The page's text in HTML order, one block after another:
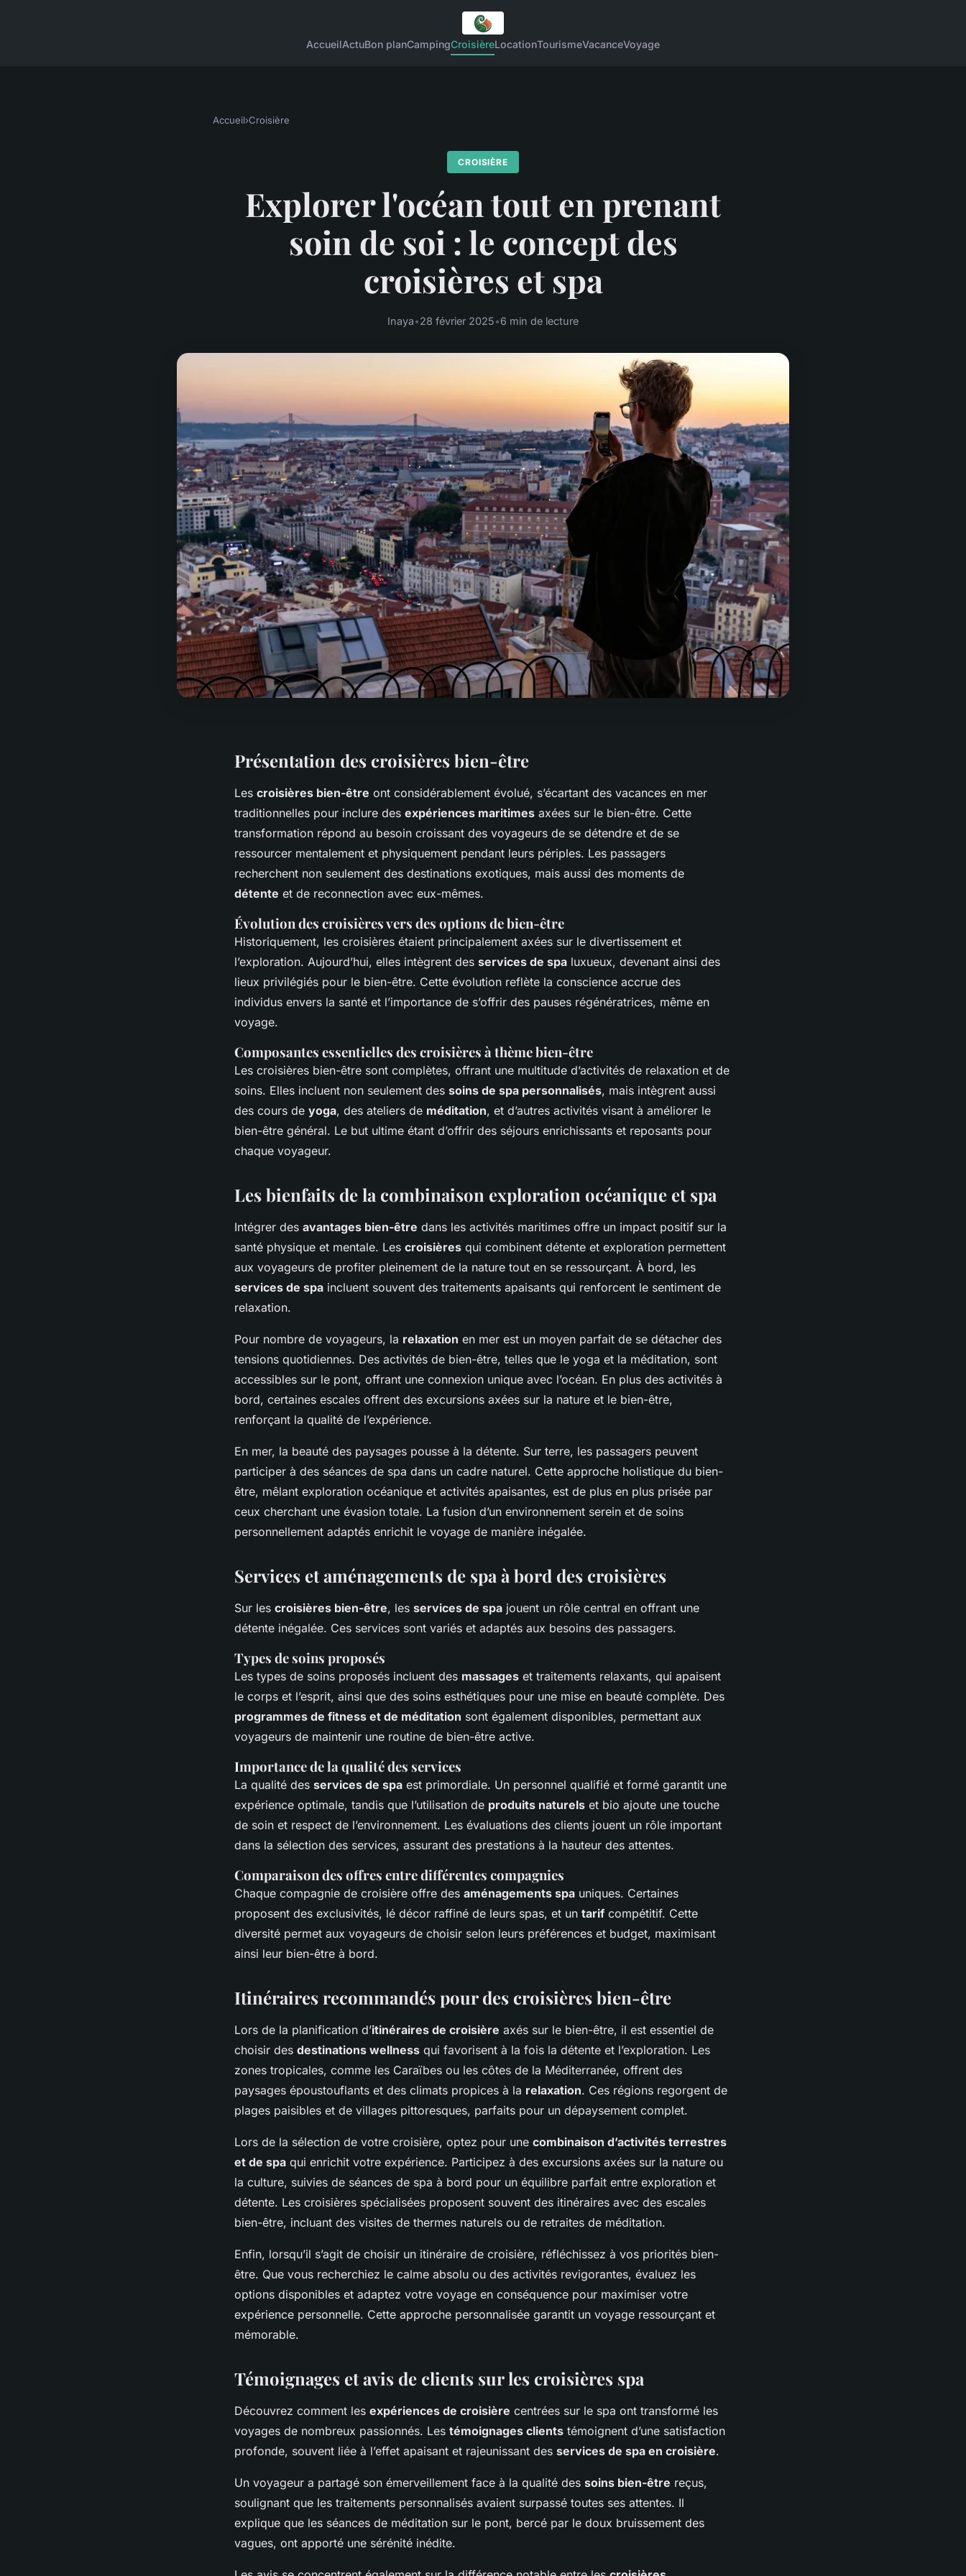
AccueilActuBon planCampingCroisièreLocationTourismeVacanceVoyage
Accueil›Croisière
CROISIÈRE
Explorer l'océan tout en prenant
soin de soi : le concept des
croisières et spa
Inaya•28 février 2025•6 min de lecture
Présentation des croisières bien-être
Les croisières bien-être ont considérablement évolué, s’écartant des vacances en mer
traditionnelles pour inclure des expériences maritimes axées sur le bien-être. Cette
transformation répond au besoin croissant des voyageurs de se détendre et de se
ressourcer mentalement et physiquement pendant leurs périples. Les passagers
recherchent non seulement des destinations exotiques, mais aussi des moments de
détente et de reconnection avec eux-mêmes.
Évolution des croisières vers des options de bien-être
Historiquement, les croisières étaient principalement axées sur le divertissement et
l’exploration. Aujourd’hui, elles intègrent des services de spa luxueux, devenant ainsi des
lieux privilégiés pour le bien-être. Cette évolution reflète la conscience accrue des
individus envers la santé et l’importance de s’offrir des pauses régénératrices, même en
voyage.
Composantes essentielles des croisières à thème bien-être
Les croisières bien-être sont complètes, offrant une multitude d’activités de relaxation et de
soins. Elles incluent non seulement des soins de spa personnalisés, mais intègrent aussi
des cours de yoga, des ateliers de méditation, et d’autres activités visant à améliorer le
bien-être général. Le but ultime étant d’offrir des séjours enrichissants et reposants pour
chaque voyageur.
Les bienfaits de la combinaison exploration océanique et spa
Intégrer des avantages bien-être dans les activités maritimes offre un impact positif sur la
santé physique et mentale. Les croisières qui combinent détente et exploration permettent
aux voyageurs de profiter pleinement de la nature tout en se ressourçant. À bord, les
services de spa incluent souvent des traitements apaisants qui renforcent le sentiment de
relaxation.
Pour nombre de voyageurs, la relaxation en mer est un moyen parfait de se détacher des
tensions quotidiennes. Des activités de bien-être, telles que le yoga et la méditation, sont
accessibles sur le pont, offrant une connexion unique avec l’océan. En plus des activités à
bord, certaines escales offrent des excursions axées sur la nature et le bien-être,
renforçant la qualité de l’expérience.
En mer, la beauté des paysages pousse à la détente. Sur terre, les passagers peuvent
participer à des séances de spa dans un cadre naturel. Cette approche holistique du bien-
être, mêlant exploration océanique et activités apaisantes, est de plus en plus prisée par
ceux cherchant une évasion totale. La fusion d’un environnement serein et de soins
personnellement adaptés enrichit le voyage de manière inégalée.
Services et aménagements de spa à bord des croisières
Sur les croisières bien-être, les services de spa jouent un rôle central en offrant une
détente inégalée. Ces services sont variés et adaptés aux besoins des passagers.
Types de soins proposés
Les types de soins proposés incluent des massages et traitements relaxants, qui apaisent
le corps et l’esprit, ainsi que des soins esthétiques pour une mise en beauté complète. Des
programmes de fitness et de méditation sont également disponibles, permettant aux
voyageurs de maintenir une routine de bien-être active.
Importance de la qualité des services
La qualité des services de spa est primordiale. Un personnel qualifié et formé garantit une
expérience optimale, tandis que l’utilisation de produits naturels et bio ajoute une touche
de soin et respect de l’environnement. Les évaluations des clients jouent un rôle important
dans la sélection des services, assurant des prestations à la hauteur des attentes.
Comparaison des offres entre différentes compagnies
Chaque compagnie de croisière offre des aménagements spa uniques. Certaines
proposent des exclusivités, lé décor raffiné de leurs spas, et un tarif compétitif. Cette
diversité permet aux voyageurs de choisir selon leurs préférences et budget, maximisant
ainsi leur bien-être à bord.
Itinéraires recommandés pour des croisières bien-être
Lors de la planification d’itinéraires de croisière axés sur le bien-être, il est essentiel de
choisir des destinations wellness qui favorisent à la fois la détente et l’exploration. Les
zones tropicales, comme les Caraïbes ou les côtes de la Méditerranée, offrent des
paysages époustouflants et des climats propices à la relaxation. Ces régions regorgent de
plages paisibles et de villages pittoresques, parfaits pour un dépaysement complet.
Lors de la sélection de votre croisière, optez pour une combinaison d’activités terrestres
et de spa qui enrichit votre expérience. Participez à des excursions axées sur la nature ou
la culture, suivies de séances de spa à bord pour un équilibre parfait entre exploration et
détente. Les croisières spécialisées proposent souvent des itinéraires avec des escales
bien-être, incluant des visites de thermes naturels ou de retraites de méditation.
Enfin, lorsqu’il s’agit de choisir un itinéraire de croisière, réfléchissez à vos priorités bien-
être. Que vous recherchiez le calme absolu ou des activités revigorantes, évaluez les
options disponibles et adaptez votre voyage en conséquence pour maximiser votre
expérience personnelle. Cette approche personnalisée garantit un voyage ressourçant et
mémorable.
Témoignages et avis de clients sur les croisières spa
Découvrez comment les expériences de croisière centrées sur le spa ont transformé les
voyages de nombreux passionnés. Les témoignages clients témoignent d’une satisfaction
profonde, souvent liée à l’effet apaisant et rajeunissant des services de spa en croisière.
Un voyageur a partagé son émerveillement face à la qualité des soins bien-être reçus,
soulignant que les traitements personnalisés avaient surpassé toutes ses attentes. Il
explique que les séances de méditation sur le pont, bercé par le doux bruissement des
vagues, ont apporté une sérénité inédite.